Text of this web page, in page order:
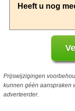
Prijswijzigingen
kunnen géén aanspraken
adverteerder.